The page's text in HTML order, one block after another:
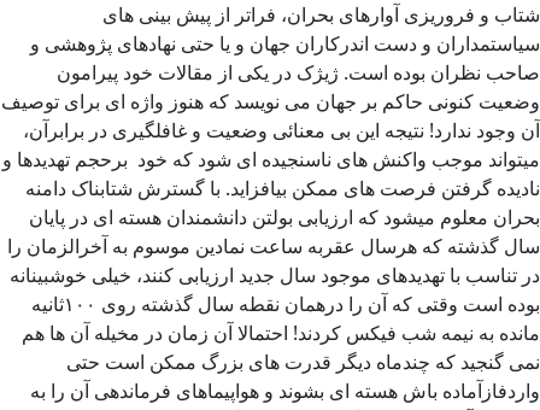
شتاب و فروریزی آوارهای بحران، فراتر از پیش بینی های
سیاستمداران و دست اندرکاران جهان و یا حتی نهادهای پژوهشی و
صاحب نظران بوده است. ژیژک در یکی از مقالات خود پیرامون
وضعیت کنونی حاکم بر جهان می نویسد که هنوز واژه ای برای توصیف
آن وجود ندارد! نتیجه این بی معنائی وضعیت و غافلگیری در برابرآن،
میتواند موجب واکنش های ناسنجیده ای شود که خود برحجم تهدیدها و
نادیده گرفتن فرصت های ممکن بیافزاید. با گسترش شتابناک دامنه
بحران معلوم میشود که ارزیابی بولتن دانشمندان هسته ای در پایان
سال گذشته که هرسال عقربه ساعت نمادین موسوم به آخرالزمان را
در تناسب با تهدیدهای موجود سال جدید ارزیابی کنند، خیلی خوشبینانه
بوده است وقتی که آن را درهمان نقطه سال گذشته روی ۱۰۰ثانیه
مانده به نیمه شب فیکس کردند! احتمالا آن زمان در مخیله آن ها هم
نمی گنجید که چندماه دیگر قدرت های بزرگ ممکن است حتی
واردفازآماده باش هسته ای بشوند و هواپیماهای فرماندهی آن را به